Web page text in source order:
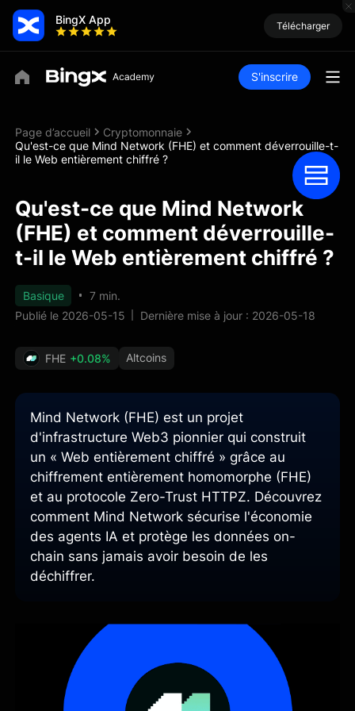
BingX App Télécharger
S'inscrire
Page d’accueil
Cryptomonnaie
Qu'est-ce que Mind Network (FHE) et comment déverrouille-t-
il le Web entièrement chiffré ?
Qu'est-ce que Mind Network
(FHE) et comment déverrouille-
t-il le Web entièrement chiffré ?
Basique
7 min.
Publié le 2026-05-15
Dernière mise à jour : 2026-05-18
FHE +0.08% Altcoins
Mind Network (FHE) est un projet
d'infrastructure Web3 pionnier qui construit
un « Web entièrement chiffré » grâce au
chiffrement entièrement homomorphe (FHE)
et au protocole Zero-Trust HTTPZ. Découvrez
comment Mind Network sécurise l'économie
des agents IA et protège les données on-
chain sans jamais avoir besoin de les
déchiffrer.